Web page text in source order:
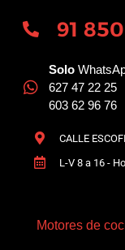
91
Solo
627 47 22 25
603 62 96 76
CALLE
L-V 8 a 16 -
Motores de